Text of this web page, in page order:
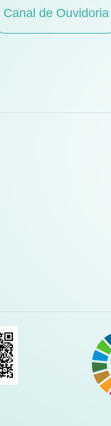
Canal de Ouvidoria